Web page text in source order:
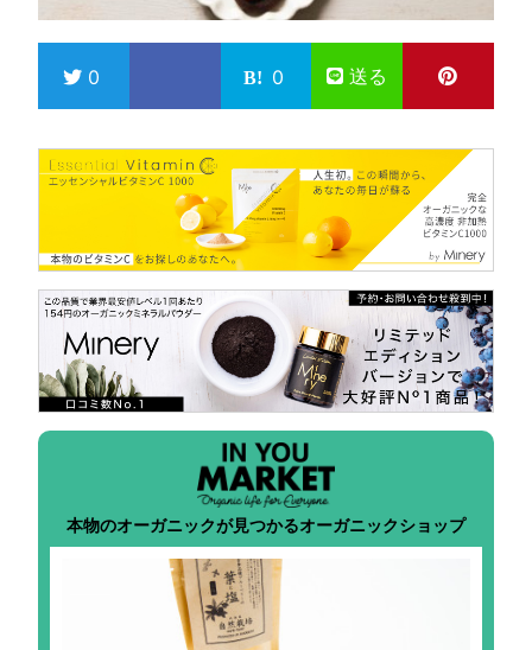
0 0 送る
本物のオーガニックが見つかるオーガニックショップ